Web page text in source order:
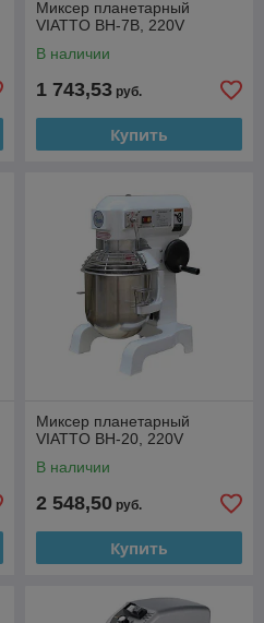
Миксер планетарный
VIATTO BH-7B, 220V
В наличии
1 743,53 руб.
Купить
Миксер планетарный
VIATTO BH-20, 220V
В наличии
2 548,50 руб.
Купить